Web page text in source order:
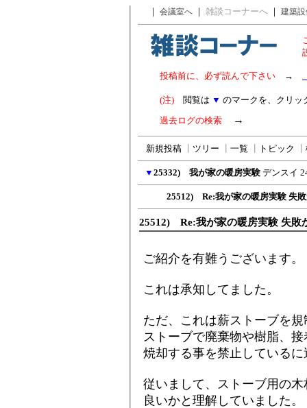
｜ 会議室へ ｜ 雑談コーナーへ ｜ 建築
投稿前に、必ず読んで下さい →
(注) 閲覧は ▼ のマークを、クリッ
過去ログの検索 →
新規投稿 ツリー 一覧 トピック
▼ 25332) 我が家の暖房実験 デンスイ
25512) Re:我が家の暖房実験 失
25512) Re:我が家の暖房実験 失敗
ご紹介を有難うございます。
これは承知してました。
ただ、これは薪ストーブを
ストーブで廃棄物や樹脂、
焼却する事を禁止している
従いまして、ストーブ用の
良いかと理解していました。